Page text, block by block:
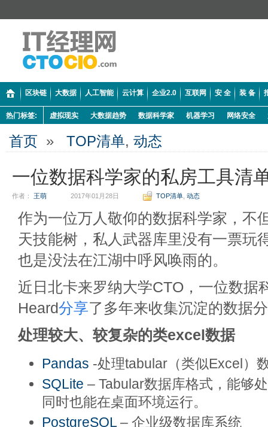
区块链 大数据 人工智能 云计算 企业2.0 互联网 安 全 装 备
热门标签: 虚拟现实 大数据趋势 数据科学家 机器学习 网络安全
首页 » TOP清单, 动态
一位数据科学家的私房工具清
作者： 王萌 2017年01月28日 TOP清单 动态
作为一位万人敬仰的数据科学家，不
天技能树，私人武器库里没有一票玩
也是没法在江湖中呼风唤雨的。
近日北卡来罗纳大学CTO，一位数据
Heard分享了多年来收集沉淀的数据
处理较大、较复杂的类excel数据
Pandas -处理tabular（类似Excel）
SQLite – Tabular数据库格式，能够
同时也能在桌面环境运行。
PostgreSQL – 企业级数据库系统